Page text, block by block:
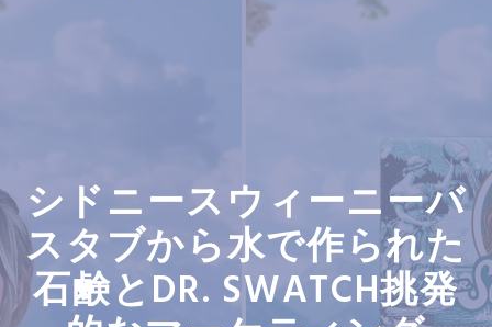
シドニースウィーニーバ
スタブから水で作られた
石鹸とDR. SWATCH挑発